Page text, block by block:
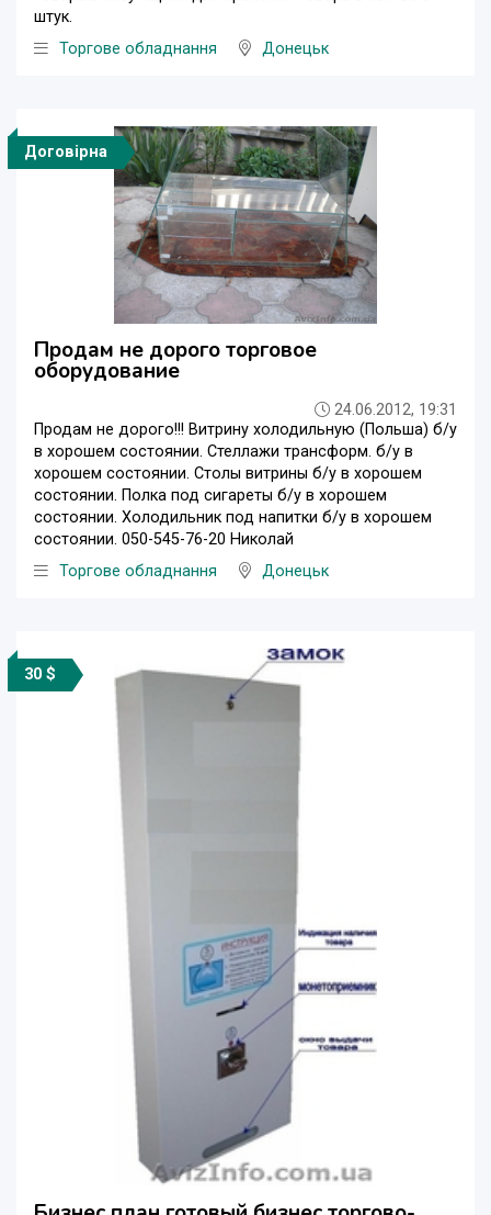
штук.
Торгове обладнання
Донецьк
Договірна
Продам не дорого торговое
оборудование
24.06.2012, 19:31
Продам не дорого!!! Витрину холодильную (Польша) б/у
в хорошем состоянии. Стеллажи трансформ. б/у в
хорошем состоянии. Столы витрины б/у в хорошем
состоянии. Полка под сигареты б/у в хорошем
состоянии. Холодильник под напитки б/у в хорошем
состоянии. 050-545-76-20 Николай
Торгове обладнання
Донецьк
30 $